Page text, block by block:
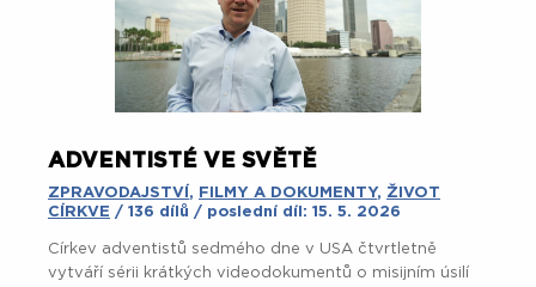
ADVENTISTÉ VE SVĚTĚ
ZPRAVODAJSTVÍ , FILMY A DOKUMENTY, ŽIVOT
CÍRKVE / 136 dílů / poslední díl: 15. 5. 2026
Církev adventistů sedmého dne v USA čtvrtletně
vytváří sérii krátkých videodokumentů o misijním úsilí